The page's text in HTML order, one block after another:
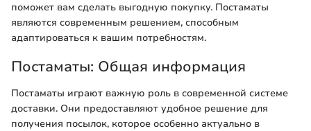
поможет вам сделать выгодную покупку. Постаматы
являются современным решением, способным
адаптироваться к вашим потребностям.
Постаматы: Общая информация
Постаматы играют важную роль в современной системе
доставки. Они предоставляют удобное решение для
получения посылок, которое особенно актуально в